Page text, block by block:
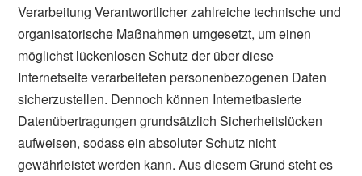
Verarbeitung Verantwortlicher zahlreiche technische und
organisatorische Maßnahmen umgesetzt, um einen
möglichst lückenlosen Schutz der über diese
Internetseite verarbeiteten personenbezogenen Daten
sicherzustellen. Dennoch können Internetbasierte
Datenübertragungen grundsätzlich Sicherheitslücken
aufweisen, sodass ein absoluter Schutz nicht
gewährleistet werden kann. Aus diesem Grund steht es